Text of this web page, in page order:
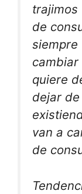
trajimos
de
siempre
cambiar
quiere
dejar
van a
de